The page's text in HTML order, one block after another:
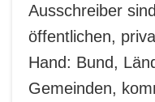
Ausschreiber
öffentlichen,
Hand: Bund,
Gemeinden,